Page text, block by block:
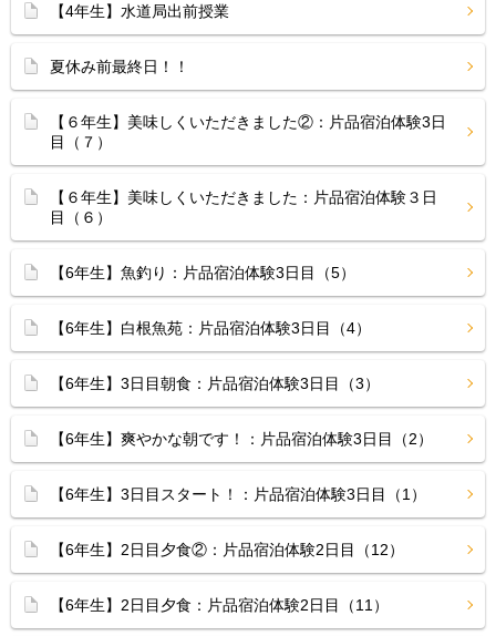
【4年生】水道局出前授業
夏休み前最終日！！
【６年生】美味しくいただきました②：片品宿泊体験3日
目（７）
【６年生】美味しくいただきました：片品宿泊体験３日
目（６）
【6年生】魚釣り：片品宿泊体験3日目（5）
【6年生】白根魚苑：片品宿泊体験3日目（4）
【6年生】3日目朝食：片品宿泊体験3日目（3）
【6年生】爽やかな朝です！：片品宿泊体験3日目（2）
【6年生】3日目スタート！：片品宿泊体験3日目（1）
【6年生】2日目夕食②：片品宿泊体験2日目（12）
【6年生】2日目夕食：片品宿泊体験2日目（11）